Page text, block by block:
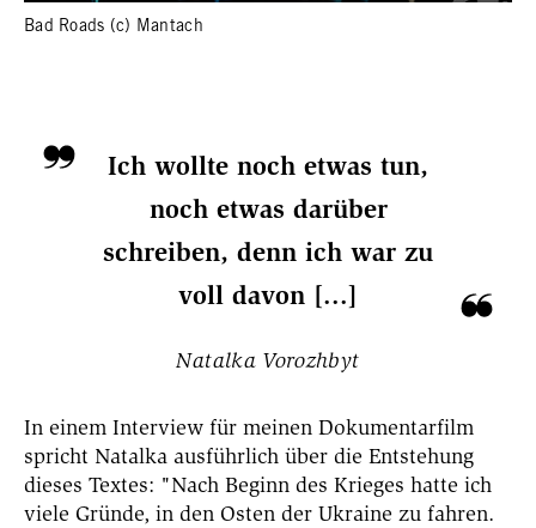
Bad Roads (c) Mantach
Ich wollte noch etwas tun,
noch etwas darüber
schreiben, denn ich war zu
voll davon [...]
Natalka Vorozhbyt
In einem Interview für meinen Dokumentarfilm
spricht Natalka ausführlich über die Entstehung
dieses Textes: "Nach Beginn des Krieges hatte ich
viele Gründe, in den Osten der Ukraine zu fahren.